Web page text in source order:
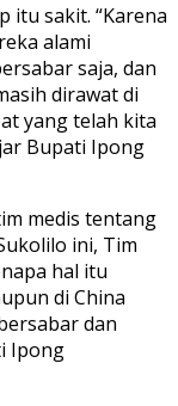
itu sakit. “Karena
alami
saja, dan
dirawat di
yang telah kita
Bupati Ipong
medis tentang
ini, Tim
hal itu
di China
dan
Ipong